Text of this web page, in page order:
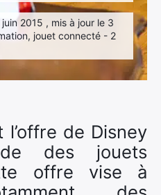
2015 , mis à jour le 3
jouet connecté - 2
l’offre de Disney
des jouets
offre vise à